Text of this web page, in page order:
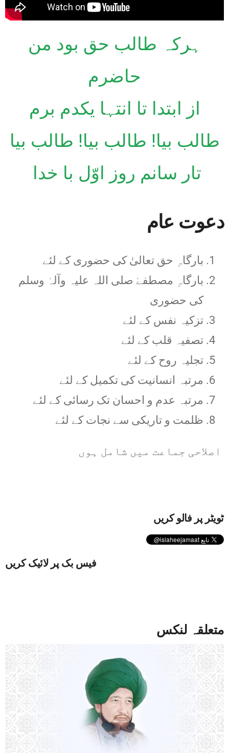
متعلقہ لنکس
ہرکہ طالب حق بود من
حاضرم
از ابتدا تا انتہا یکدم برم
طالب بیا! طالب بیا! طالب بیا
تار سانم روز اوّل با خدا
دعوت عام
بارگاہِ حق تعالیٰ کی حضوری کے لئے
بارگاہِ مصطفےٰ صلی اللہ علیہ وآلہٰ وسلم
کی حضوری
تزکیہ نفس کے لئے
تصفیہ قلب کے لئے
تجلیہ روح کے لئے
مرتبہ انسانیت کی تکمیل کے لئے
مرتبہ عدم و احسان تک رسائی کے لئے
ظلمت و تاریکی سے نجات کے لئے
اصلاحی جماعت میں شامل ہوں
ٹویٹر پر فالو کریں
فیس بک پر لائیک کریں